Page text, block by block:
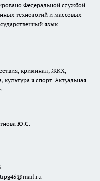
Федеральной службой
технологий и массовых
язык
криминал, ЖКХ,
культура и спорт. Актуальная
Ю.С.